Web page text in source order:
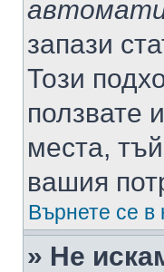
запази
Този
ползвате
места,
вашия
Върнете се в
» Не